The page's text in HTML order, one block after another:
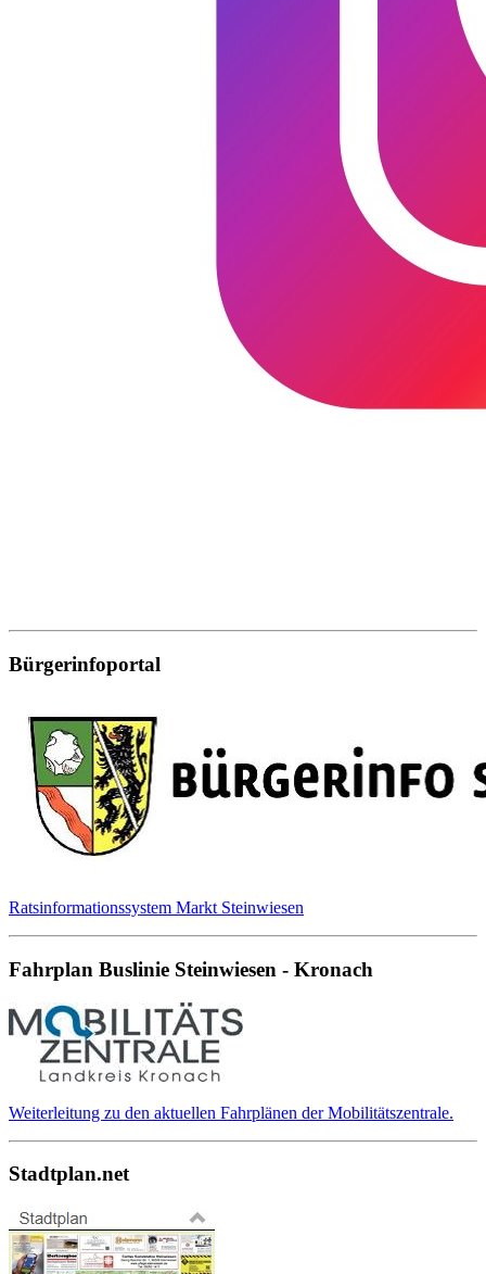
Bürgerinfoportal
Ratsinformationssystem Markt Steinwiesen
Fahrplan Buslinie Steinwiesen - Kronach
Weiterleitung zu den aktuellen Fahrplänen der Mobilitätszentrale.
Stadtplan.net